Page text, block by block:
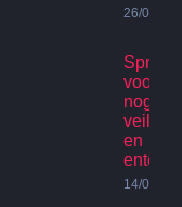
26/07/
voor
nog
veilig
en
14/07/